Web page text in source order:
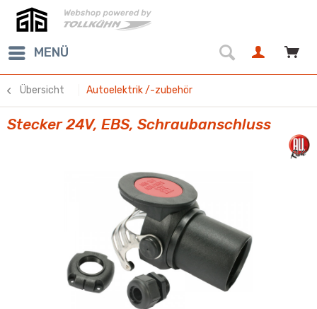
MENÜ
Übersicht Autoelektrik /-zubehör
Stecker 24V, EBS, Schraubanschluss